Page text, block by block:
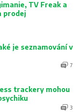
TV Freak a
prodej
je seznamování v
7
trackery mohou
3